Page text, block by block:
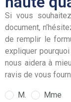
Si vous
document,
de remplir le
expliquer
nous aidera à
ravis de vous
M.
Mme